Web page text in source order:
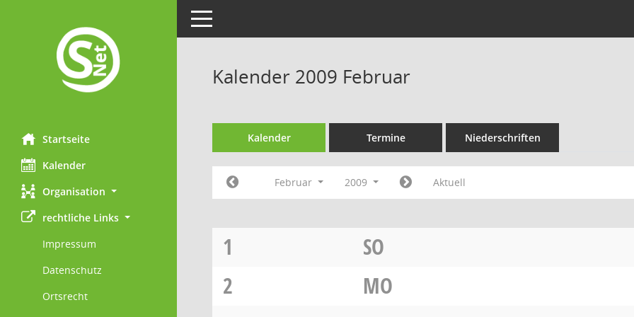
Startseite
Kalender
Organisation
rechtliche Links
Impressum
Datenschutz
Ortsrecht
Toggle navigation
Kalender 2009 Februar
Kalender Termine Niederschriften
Februar 2009 Aktuell
1
SO
2
MO